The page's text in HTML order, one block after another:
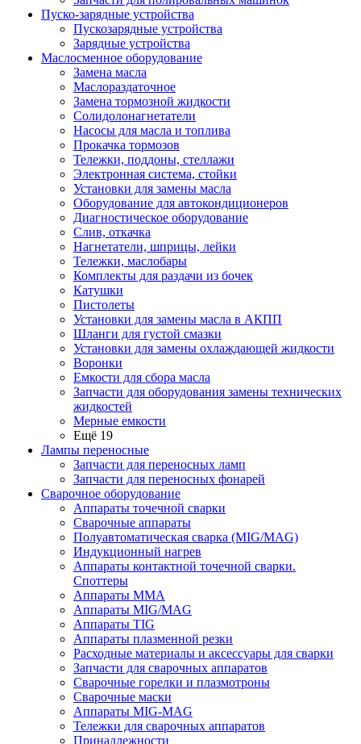
Пуско-зарядные устройства
Пускозарядные устройства
Зарядные устройства
Маслосменное оборудование
Замена масла
Маслораздаточное
Замена тормозной жидкости
Солидолонагнетатели
Насосы для масла и топлива
Прокачка тормозов
Тележки, поддоны, стеллажи
Электронная система, стойки
Установки для замены масла
Оборудование для автокондиционеров
Диагностическое оборудование
Слив, откачка
Нагнетатели, шприцы, лейки
Тележки, маслобары
Комплекты для раздачи из бочек
Катушки
Пистолеты
Установки для замены масла в АКПП
Шланги для густой смазки
Установки для замены охлаждающей жидкости
Воронки
Емкости для сбора масла
Запчасти для оборудования замены технических
жидкостей
Мерные емкости
Ещё 19
Лампы переносные
Запчасти для переносных ламп
Запчасти для переносных фонарей
Сварочное оборудование
Аппараты точечной сварки
Сварочные аппараты
Полуавтоматическая сварка (MIG/MAG)
Индукционный нагрев
Аппараты контактной точечной сварки.
Споттеры
Аппараты MMA
Аппараты MIG/MAG
Аппараты TIG
Аппараты плазменной резки
Расходные материалы и аксессуары для сварки
Запчасти для сварочных аппаратов
Сварочные горелки и плазмотроны
Сварочные маски
Аппараты MIG-MAG
Тележки для сварочных аппаратов
Принадлежности